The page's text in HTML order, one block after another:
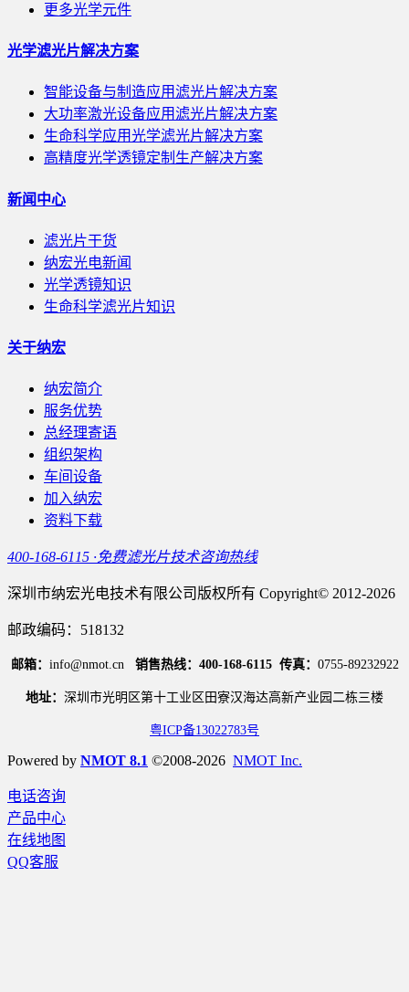
更多光学元件
光学滤光片解决方案
智能设备与制造应用滤光片解决方案
大功率激光设备应用滤光片解决方案
生命科学应用光学滤光片解决方案
高精度光学透镜定制生产解决方案
新闻中心
滤光片干货
纳宏光电新闻
光学透镜知识
生命科学滤光片知识
关于纳宏
纳宏简介
服务优势
总经理寄语
组织架构
车间设备
加入纳宏
资料下载
400-168-6115 ·免费滤光片技术咨询热线
深圳市纳宏光电技术有限公司版权所有 Copyright© 2012-2026
邮政编码：518132
邮箱： info@nmot.cn 销售热线：400-168-6115 传真： 0755-89232922
地址： 深圳市光明区第十工业区田寮汉海达高新产业园二栋三楼
粤ICP备13022783号
Powered by NMOT 8.1 ©2008-2026 NMOT Inc.
电话咨询
产品中心
在线地图
QQ客服